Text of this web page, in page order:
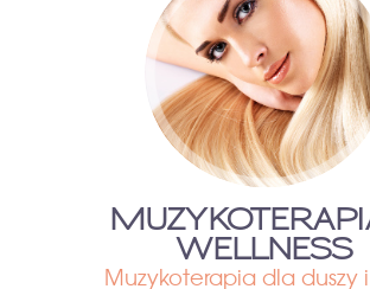
WELLNESS
Muzykoterapia dla duszy